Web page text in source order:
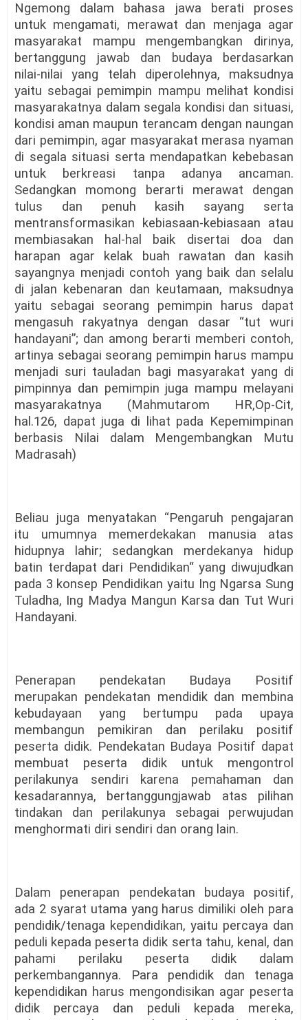
Ngemong dalam bahasa jawa berati proses
untuk mengamati, merawat dan menjaga agar
masyarakat mampu mengembangkan dirinya,
bertanggung jawab dan budaya berdasarkan
nilai-nilai yang telah diperolehnya, maksudnya
yaitu sebagai pemimpin mampu melihat kondisi
masyarakatnya dalam segala kondisi dan situasi,
kondisi aman maupun terancam dengan naungan
dari pemimpin, agar masyarakat merasa nyaman
di segala situasi serta mendapatkan kebebasan
untuk berkreasi tanpa adanya ancaman.
Sedangkan momong berarti merawat dengan
tulus dan penuh kasih sayang serta
mentransformasikan kebiasaan-kebiasaan atau
membiasakan hal-hal baik disertai doa dan
harapan agar kelak buah rawatan dan kasih
sayangnya menjadi contoh yang baik dan selalu
di jalan kebenaran dan keutamaan, maksudnya
yaitu sebagai seorang pemimpin harus dapat
mengasuh rakyatnya dengan dasar “tut wuri
handayani”; dan among berarti memberi contoh,
artinya sebagai seorang pemimpin harus mampu
menjadi suri tauladan bagi masyarakat yang di
pimpinnya dan pemimpin juga mampu melayani
masyarakatnya (Mahmutarom HR,Op-Cit,
hal.126, dapat juga di lihat pada Kepemimpinan
berbasis Nilai dalam Mengembangkan Mutu
Madrasah)
Beliau juga menyatakan “Pengaruh pengajaran
itu umumnya memerdekakan manusia atas
hidupnya lahir; sedangkan merdekanya hidup
batin terdapat dari Pendidikan“ yang diwujudkan
pada 3 konsep Pendidikan yaitu Ing Ngarsa Sung
Tuladha, Ing Madya Mangun Karsa dan Tut Wuri
Handayani.
Penerapan pendekatan Budaya Positif
merupakan pendekatan mendidik dan membina
kebudayaan yang bertumpu pada upaya
membangun pemikiran dan perilaku positif
peserta didik. Pendekatan Budaya Positif dapat
membuat peserta didik untuk mengontrol
perilakunya sendiri karena pemahaman dan
kesadarannya, bertanggungjawab atas pilihan
tindakan dan perilakunya sebagai perwujudan
menghormati diri sendiri dan orang lain.
Dalam penerapan pendekatan budaya positif,
ada 2 syarat utama yang harus dimiliki oleh para
pendidik/tenaga kependidikan, yaitu percaya dan
peduli kepada peserta didik serta tahu, kenal, dan
pahami perilaku peserta didik dalam
perkembangannya. Para pendidik dan tenaga
kependidikan harus mengondisikan agar peserta
didik percaya dan peduli kepada mereka,